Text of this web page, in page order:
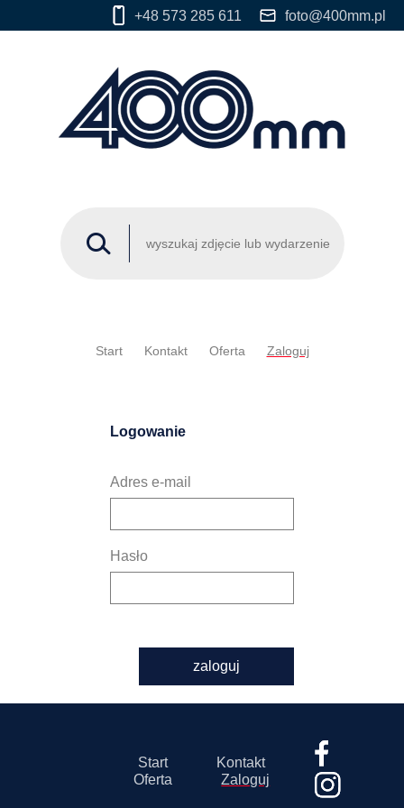
+48 573 285 611 foto@400mm.pl
Start Kontakt Oferta Zaloguj
Logowanie
Adres e-mail
Hasło
zaloguj
Start
Kontakt
Oferta
Zaloguj